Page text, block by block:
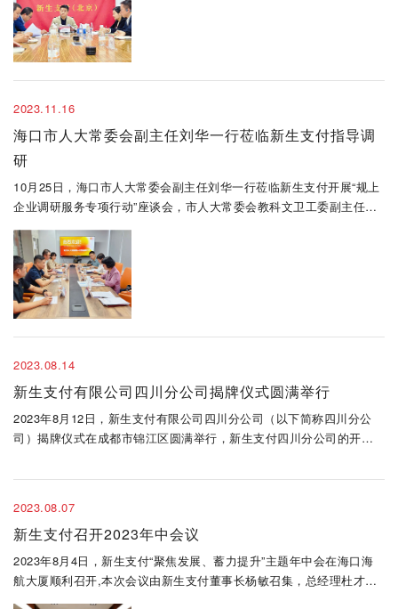
长杨敏、副..
2023.11.16
海口市人大常委会副主任刘华一行莅临新生支付指导调
研
10月25日，海口市人大常委会副主任刘华一行莅临新生支付开展“规上
企业调研服务专项行动”座谈会，市人大常委会教科文卫工委副主任韩
彦、市人大常委会华侨工委副主任翁勗文、市人大常委会机关四级主
任科员陈志明陪同调研并参加座谈会。
2023.08.14
新生支付有限公司四川分公司揭牌仪式圆满举行
2023年8月12日，新生支付有限公司四川分公司（以下简称四川分公
司）揭牌仪式在成都市锦江区圆满举行，新生支付四川分公司的开业
2023.08.07
新生支付召开2023年中会议
2023年8月4日，新生支付“聚焦发展、蓄力提升”主题年中会在海口海
航大厦顺利召开,本次会议由新生支付董事长杨敏召集，总经理杜才明
主持，新生支付经营团队、各部门及分子公司负责人、员工代表等30